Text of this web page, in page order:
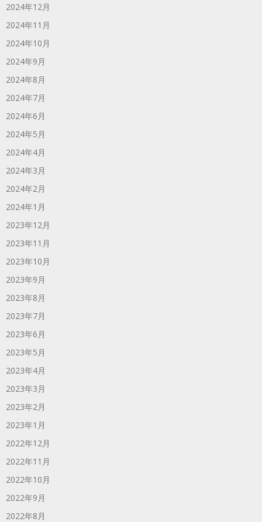
2024年12月
2024年11月
2024年10月
2024年9月
2024年8月
2024年7月
2024年6月
2024年5月
2024年4月
2024年3月
2024年2月
2024年1月
2023年12月
2023年11月
2023年10月
2023年9月
2023年8月
2023年7月
2023年6月
2023年5月
2023年4月
2023年3月
2023年2月
2023年1月
2022年12月
2022年11月
2022年10月
2022年9月
2022年8月